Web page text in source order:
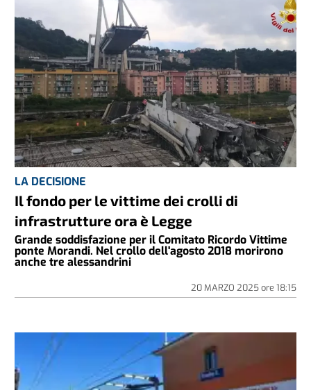
LA DECISIONE
Il fondo per le vittime dei crolli di
infrastrutture ora è Legge
Grande soddisfazione per il Comitato Ricordo Vittime
ponte Morandi. Nel crollo dell'agosto 2018 morirono
anche tre alessandrini
20 MARZO 2025ore 18:15